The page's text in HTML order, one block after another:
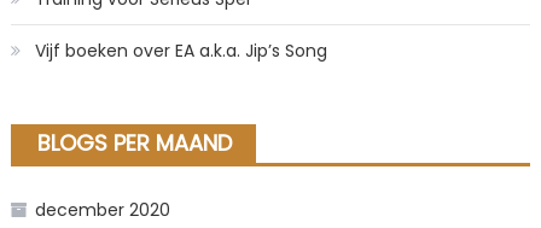
Vijf boeken over EA a.k.a. Jip’s Song
BLOGS PER MAAND
december 2020